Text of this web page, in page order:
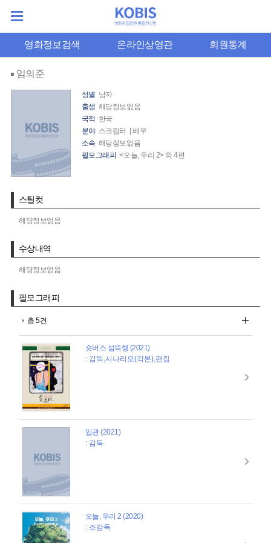
영화정보검색 온라인상영관 회원통계
임의준
성별 남자
출생 해당정보없음
국적 한국
분야 스크립터 | 배우
소속 해당정보없음
필모그래피 <오늘, 우리 2> 외 4편
스틸컷
해당정보없음
수상내역
해당정보없음
필모그래피
총 5건
숏버스 섬뜩행 (2021)
: 감독,시나리오(각본),편집
입관 (2021)
: 감독
오늘, 우리 2 (2020)
: 조감독